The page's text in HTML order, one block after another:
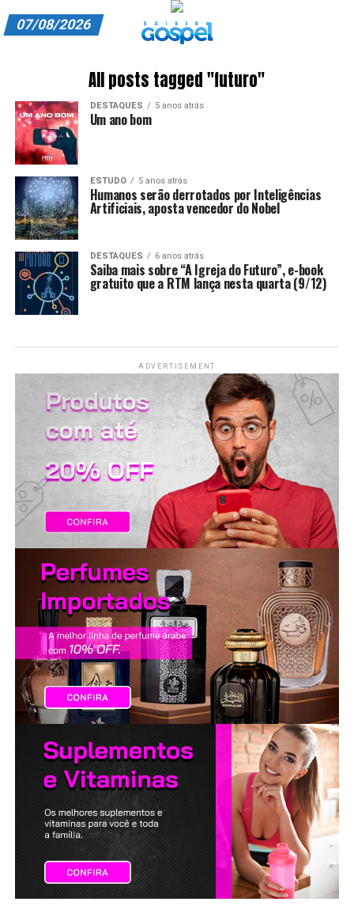
ASSINE
CARRINHO
EDITORIAL
ENTREVISTAS
EXPEDIENTE
FINALIZAR COMPRA
07/08/2026
All posts tagged "futuro"
DESTAQUES 5 anos atrás
Um ano bom
ESTUDO 5 anos atrás
Humanos serão derrotados por Inteligências
Artificiais, aposta vencedor do Nobel
DESTAQUES 6 anos atrás
Saiba mais sobre “A Igreja do Futuro”, e-book
gratuito que a RTM lança nesta quarta (9/12)
ADVERTISEMENT